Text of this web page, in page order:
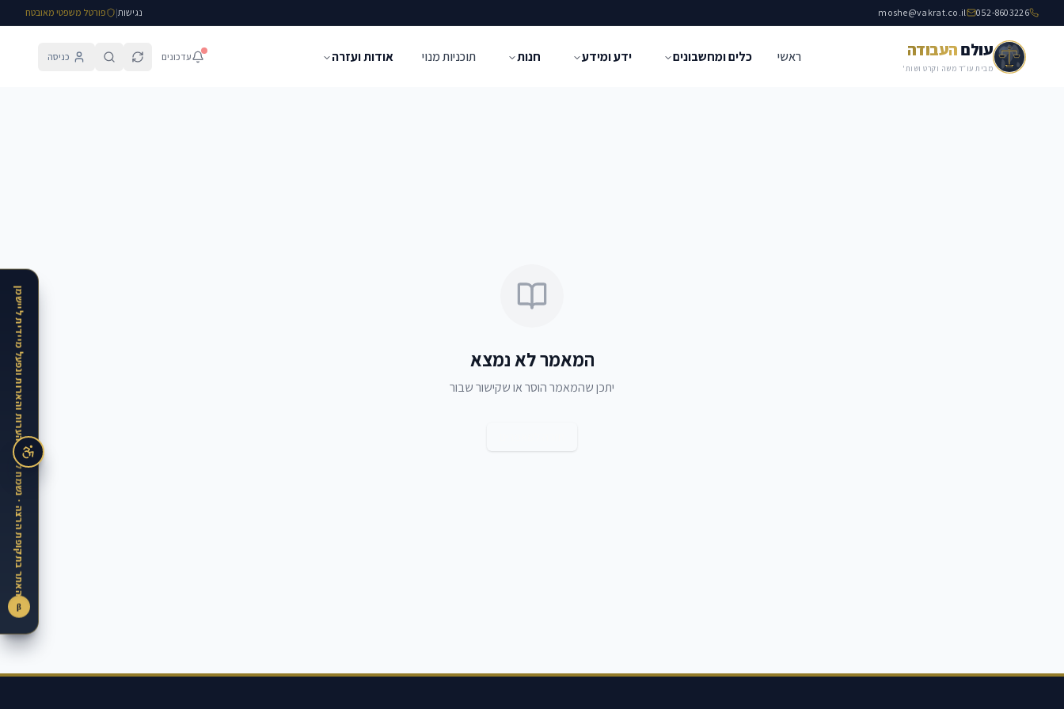
052-8603226
moshe@vakrat.co.il נגישות| פורטל משפטי מאובטח
עולםהעבודה
מבית עו״ד משה וקרט ושות'
ראשי כלים ומחשבונים ידע ומידע חנות תוכניות מנוי אודות ועזרה עדכונים כניסה
β
האתר בתקופת הרצה · נשמח לקבל הערות והארות ונפעל מיידית ליישמן המאמר לא נמצא
יתכן שהמאמר הוסר או שקישור שבור